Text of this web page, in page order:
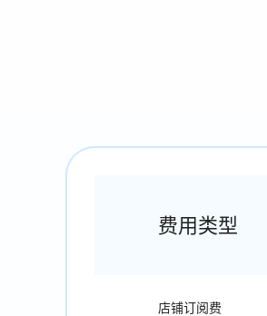
费用类型
店铺订阅费